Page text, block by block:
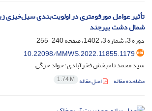
تأثیر عوامل مورفومتری در اولویت‌بندی سیل‌خیزی
شمال دشت بیرجند
دوره 3، شماره 3، 1402، صفحه
240-255
10.22098/MMWS.2022.11855.1179
سید محمد تاجبخش فخرآبادی؛ جواد چزگی
مشاهده مقاله اصل مقاله 1.74 M